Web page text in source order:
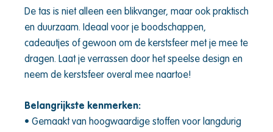
De tas is niet alleen een blikvanger, maar ook praktisch
en duurzaam. Ideaal voor je boodschappen,
cadeautjes of gewoon om de kerstsfeer met je mee te
dragen. Laat je verrassen door het speelse design en
neem de kerstsfeer overal mee naartoe!
Belangrijkste kenmerken:
• Gemaakt van hoogwaardige stoffen voor langdurig